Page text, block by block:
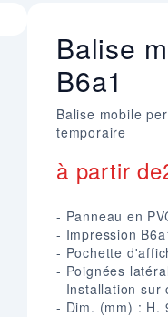
Balise
B6a1
Balise mobile
temporaire
à partir de
- Panneau en
- Impression
- Pochette
- Poignées
- Installation sur
- Dim. (mm) : H.